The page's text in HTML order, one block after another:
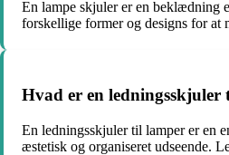
En lampe skjuler er en beklædning
forskellige former og designs for at
Hvad er en ledningsskjuler
En ledningsskjuler til lamper er en
æstetisk og organiseret udseende.